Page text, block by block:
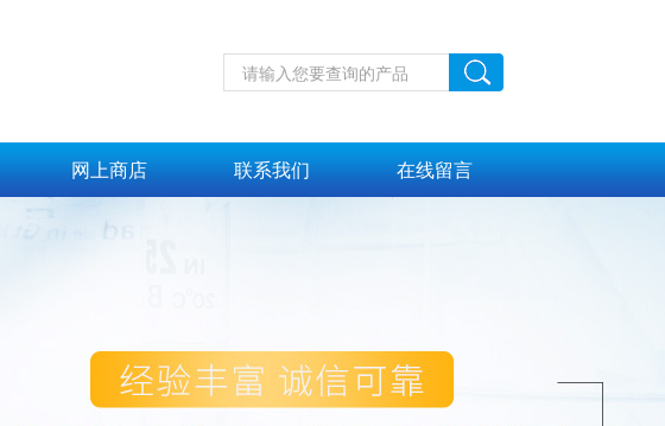
网上商店 联系我们 在线留言